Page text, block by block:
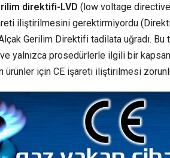
direktifi-LVD (low voltage
iliştirilmesini gerektirmiyordu
Gerilim Direktifi tadilata uğradı.
yalnızca prosedürlerle ilgili bir
ürünler için CE işareti iliştirilmesi